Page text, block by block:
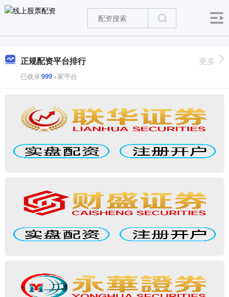
正规配资平台排行
已收录999+家平台
更多